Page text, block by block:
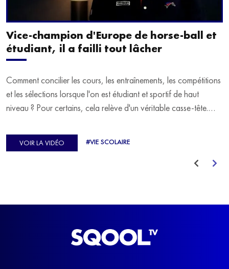
Vice-champion d'Europe de horse-ball et
étudiant, il a failli tout lâcher
Comment concilier les cours, les entraînements, les compétitions
et les sélections lorsque l'on est étudiant et sportif de haut
niveau ? Pour certains, cela relève d'un véritable casse-tête.
d'Europe de Horse-ball, qui a failli abandonner ses études
avant de trouver un nouvel équilibre.
VOIR LA VIDÉO #VIE SCOLAIRE